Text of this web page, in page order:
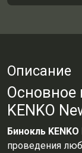
Описание
Основное
KENKO
Бинокль
проведения